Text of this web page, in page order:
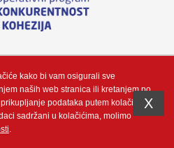
je Europska unija iz Europskog fonda
Tau d.o.o“
- Integracija i prilagodba by
kako bi vam osigurali sve
naših web stranica ili kretanjem po
podataka putem kolačić. Za
sadržani u kolačićima, molimo
.
X